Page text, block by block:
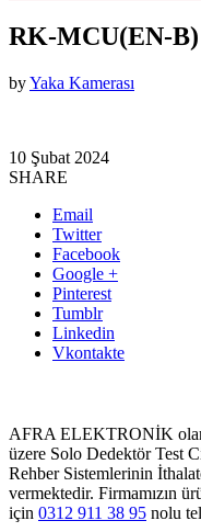
RK-MCU(EN-B)
byYaka Kamerası
10 Şubat 2024
SHARE
Email
Twitter
Facebook
Google +
Pinterest
Tumblr
Linkedin
Vkontakte
AFRA ELEKTRONİK
üzere Solo Dedektör Test
Rehber Sistemlerinin
vermektedir. Firmamızın
için 0312 911 38 95 nolu